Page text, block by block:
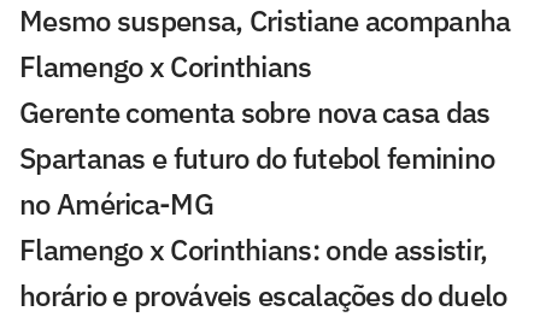
Mesmo suspensa, Cristiane acompanha
Flamengo x Corinthians
Gerente comenta sobre nova casa das
Spartanas e futuro do futebol feminino
no América-MG
Flamengo x Corinthians: onde assistir,
horário e prováveis escalações do duelo